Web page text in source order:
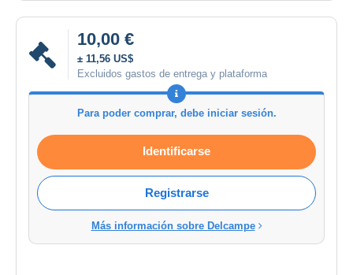
10,00 €
± 11,56 US$
Excluidos gastos de entrega y plataforma
Para poder comprar, debe iniciar sesión.
Identificarse
Registrarse
Más información sobre Delcampe